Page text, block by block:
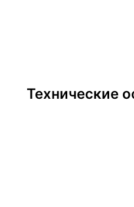
Технические